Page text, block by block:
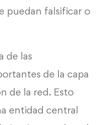
puedan falsificar o
de las
de la capa
de la red. Esto
entidad central